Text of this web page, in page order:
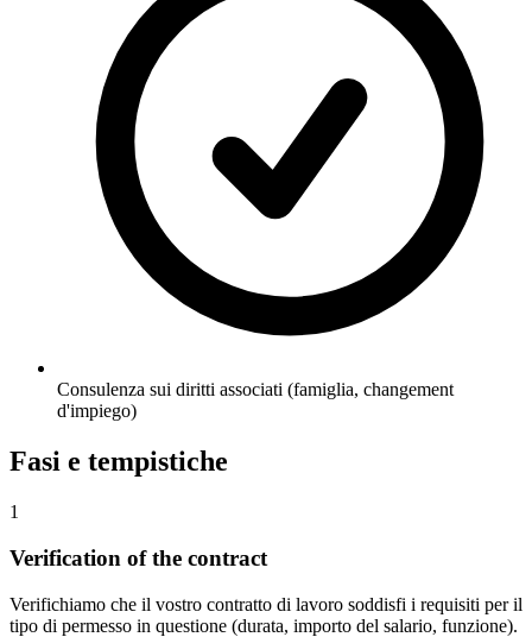
Consulenza sui diritti associati (famiglia, changement
d'impiego)
Fasi e tempistiche
1
Verification of the contract
Verifichiamo che il vostro contratto di lavoro soddisfi i requisiti per il
tipo di permesso in questione (durata, importo del salario, funzione).